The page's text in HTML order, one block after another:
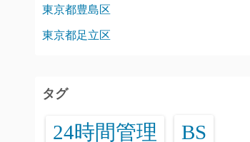
東京都豊島区
東京都足立区
タグ
24時間管理 BS